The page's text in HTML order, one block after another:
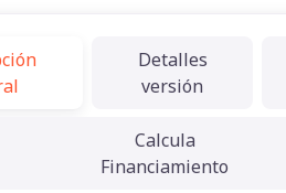
Detalles
versión
Calcula
Financiamiento